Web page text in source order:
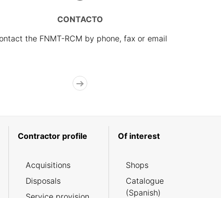
CONTACTO
the FNMT-RCM by phone, fax or email
Contractor profile
Acquisitions
Disposals
Of interest
Shops
Catalogue
(Spanish)